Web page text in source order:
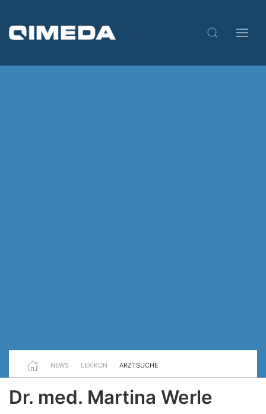
NEWS LEXIKON ARZTSUCHE
Dr. med. Martina Werle